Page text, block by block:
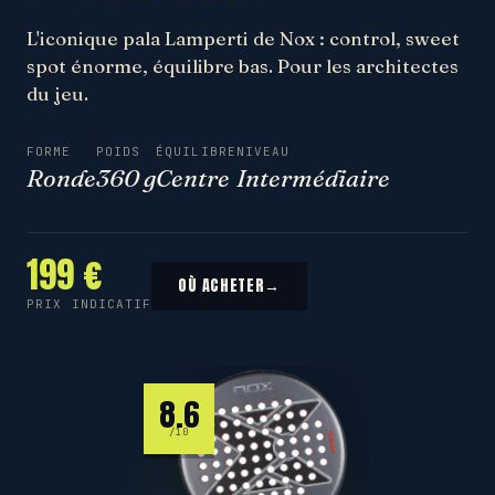
L'iconique pala Lamperti de Nox : control, sweet
spot énorme, équilibre bas. Pour les architectes
du jeu.
FORME
Ronde
POIDS
360 g
ÉQUILIBRE
Centre
NIVEAU
Intermédiaire
199 €
PRIX INDICATIF
OÙ ACHETER→
8.6
/10